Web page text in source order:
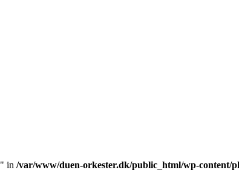
in /var/www/duen-orkester.dk/public_html/wp-content/